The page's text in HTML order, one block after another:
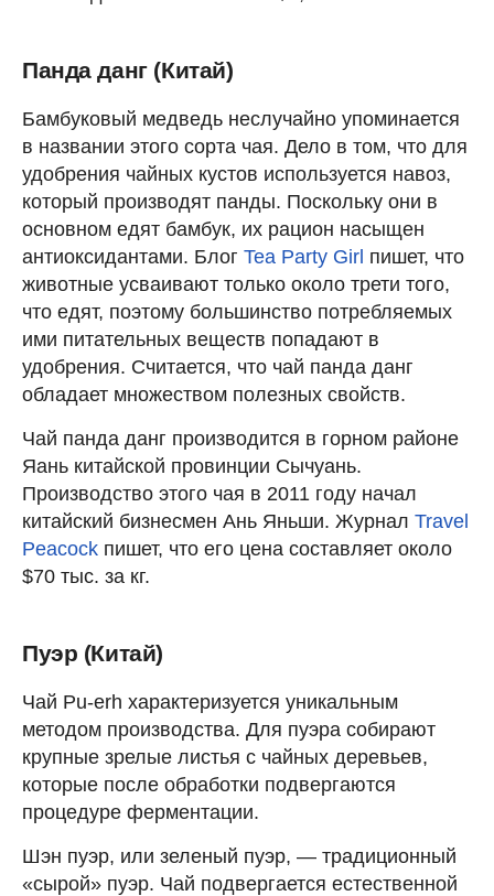
Панда данг (Китай)
Бамбуковый медведь неслучайно упоминается
в названии этого сорта чая. Дело в том, что для
удобрения чайных кустов используется навоз,
который производят панды. Поскольку они в
основном едят бамбук, их рацион насыщен
антиоксидантами. Блог Tea Party Girl пишет, что
животные усваивают только около трети того,
что едят, поэтому большинство потребляемых
ими питательных веществ попадают в
удобрения. Считается, что чай панда данг
обладает множеством полезных свойств.
Чай панда данг производится в горном районе
Яань китайской провинции Сычуань.
Производство этого чая в 2011 году начал
китайский бизнесмен Ань Яньши. Журнал Travel
Peacock пишет, что его цена составляет около
$70 тыс. за кг.
Пуэр (Китай)
Чай Pu-erh характеризуется уникальным
методом производства. Для пуэра собирают
крупные зрелые листья с чайных деревьев,
которые после обработки подвергаются
процедуре ферментации.
Шэн пуэр, или зеленый пуэр, — традиционный
«сырой» пуэр. Чай подвергается естественной